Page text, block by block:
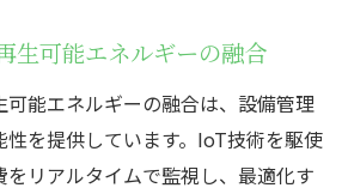
資源管理に向けたベストプラクテ
生可能エネルギーの融合
能エネルギーの融合は、設備管理
性を提供しています。IoT技術を駆使
をリアルタイムで監視し、最適化す